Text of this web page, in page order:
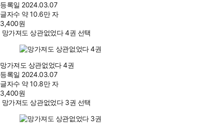
등록일 2024.03.07
글자수 약 10.6만 자
3,400원
망가져도 상관없었다 4권 선택
망가져도 상관없었다 4권
등록일 2024.03.07
글자수 약 10.8만 자
3,400원
망가져도 상관없었다 3권 선택